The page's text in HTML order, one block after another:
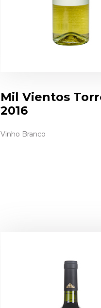
Mil Vientos
2016
Vinho Branco